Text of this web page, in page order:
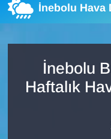
İnebolu Hava
İnebolu
Haftalık
BİLİM VE
Bölge Haberleri
Van Namaz
Süper Lig
Son Dakika